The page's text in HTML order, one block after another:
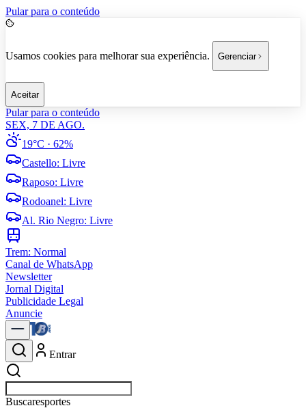
Pular para o conteúdo
Usamos cookies para melhorar sua experiência. Gerenciar
Aceitar
Pular para o conteúdo
SEX, 7 DE AGO.
19°C · 62%
Castello: Livre
Raposo: Livre
Rodoanel: Livre
Al. Rio Negro: Livre
Trem: Normal
Canal de WhatsApp
Newsletter
Jornal Digital
Publicidade Legal
Anuncie
Entrar
Buscarpol